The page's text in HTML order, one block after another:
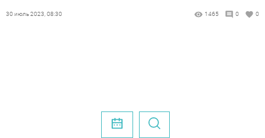
30 июль 2023, 08:30 1465 0 0